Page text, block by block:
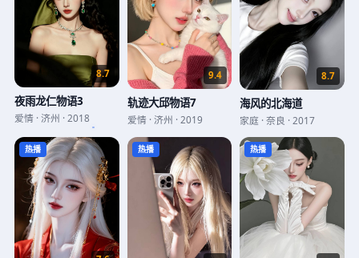
8.7
夜雨龙仁物语3
爱情·济州 · 2018
9.4
轨迹大邱物语7
爱情·济州 · 2019
8.7
海风的北海道
家庭 ·奈良 · 2017
热播 热播 热播